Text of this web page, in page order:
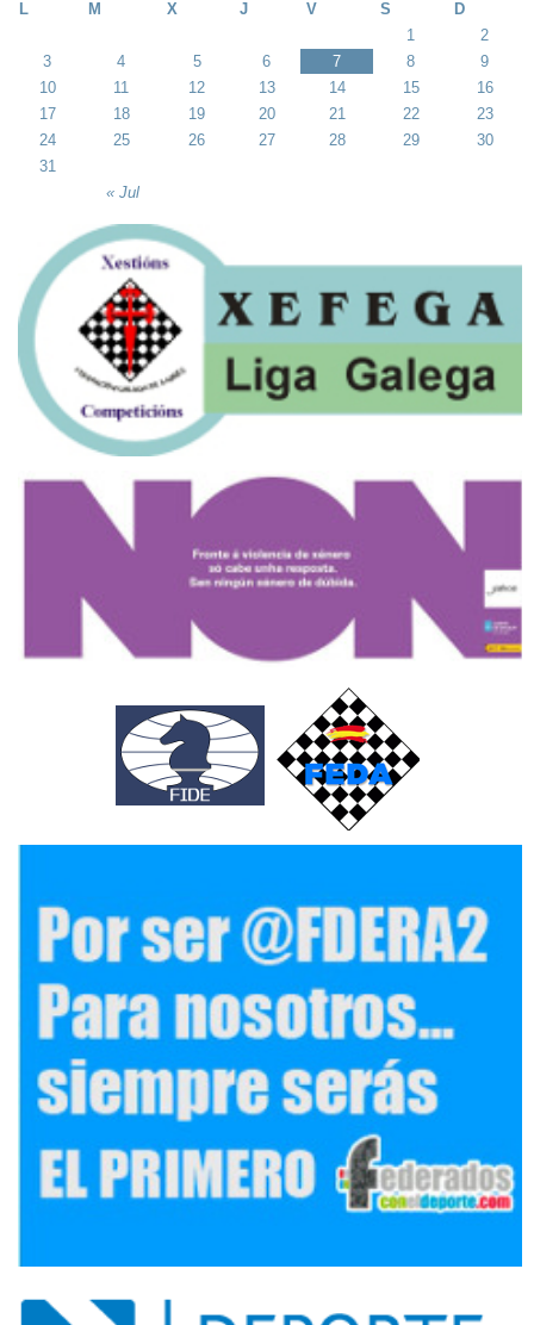
L
M X J V S D
« Jul
1
2
3
4 5 6 7 8
9
10
11 12 13 14 15
16
17
18 19 20 21 22
23
24
25 26 27 28 29
30
31